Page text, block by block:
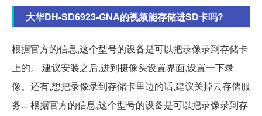
大华DH-SD6923-GNA的视频能存储进SD卡吗?
根据官方的信息,这个型号的设备是可以把录像录到存储卡
上的。 建议安装之后,进到摄像头设置界面,设置一下录
像。还有,想把录像录到存储卡里边的话,建议关掉云存储服
务... 根据官方的信息,这个型号的设备是可以把录像录到存